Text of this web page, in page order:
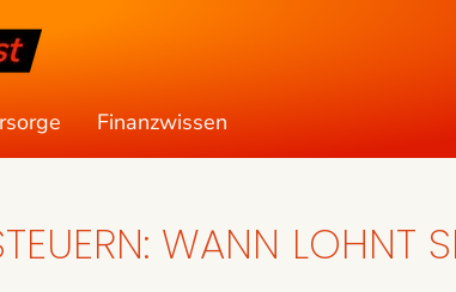
Finanzwissen
WANN LOHNT